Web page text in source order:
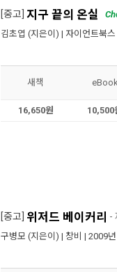
[중고] 지구 끝의 온실
김초엽 (지은이) | 자이언트북스
새책
16,650원 10,500
[중고] 위저드 베이커리 -
구병모 (지은이) | 창비 | 2009